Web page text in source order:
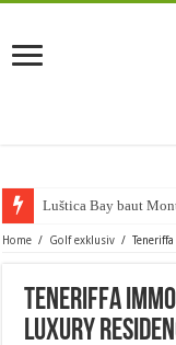
Luštica Bay baut
Home / Golf exklusiv /
Teneriffa
Luxury